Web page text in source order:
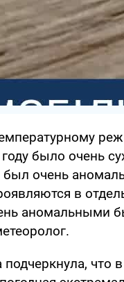
было очень
был очень
в
аномальными
что